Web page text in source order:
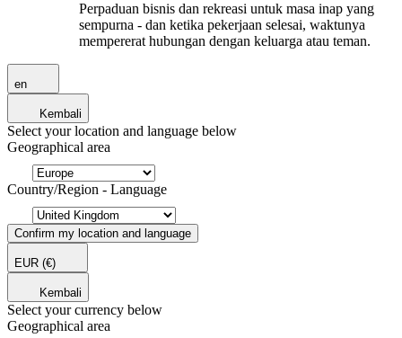
Perpaduan bisnis dan rekreasi untuk masa inap yang
sempurna - dan ketika pekerjaan selesai, waktunya
mempererat hubungan dengan keluarga atau teman.
en
Kembali
Select your location and language below
Geographical area
Country/Region - Language
Confirm my location and language
EUR (€)
Kembali
Select your currency below
Geographical area